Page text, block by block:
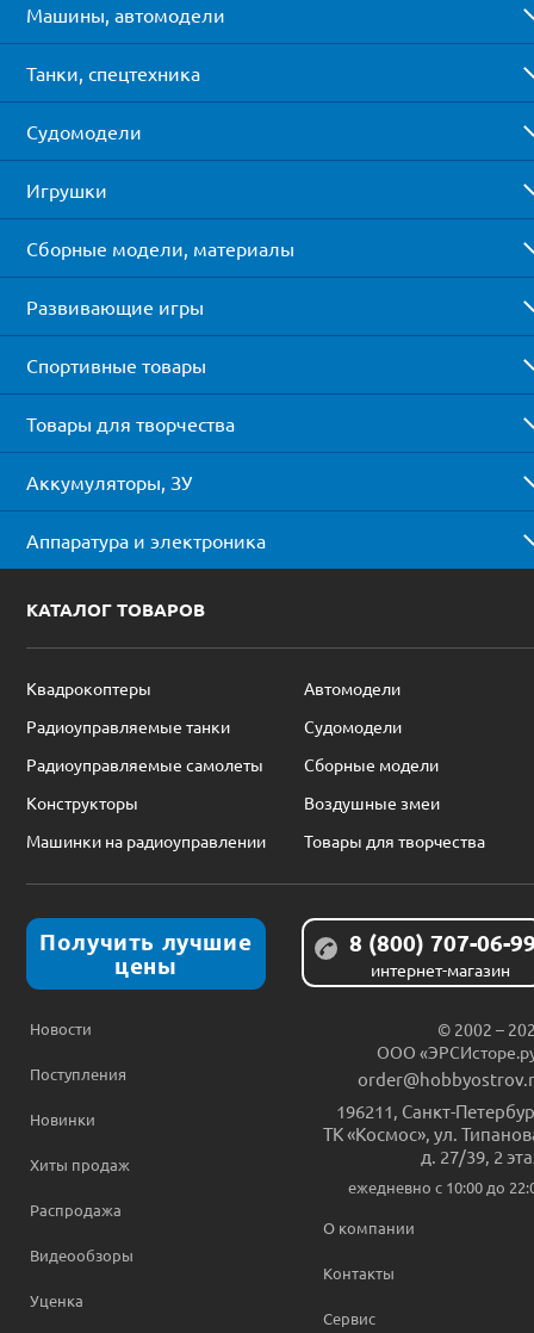
Машины, автомодели
Танки, спецтехника
Судомодели
Игрушки
Сборные модели, материалы
Развивающие игры
Спортивные товары
Товары для творчества
Аккумуляторы, ЗУ
Аппаратура и электроника
КАТАЛОГ ТОВАРОВ
Квадрокоптеры
Автомодели
Радиоуправляемые танки
Судомодели
Радиоуправляемые самолеты
Сборные модели
Конструкторы
Воздушные змеи
Машинки на радиоуправлении
Товары для творчества
Получить лучшие
цены
8 (800) 707-06-
интернет-магазин
Новости
Поступления
Новинки
Хиты продаж
Распродажа
Видеообзоры
Уценка
© 2002 –
ООО
196211 Санкт-
ТК «Космос», ул.
д. 27/39, 2
ежедневно c 10:00 до
О компании
Контакты
Сервис